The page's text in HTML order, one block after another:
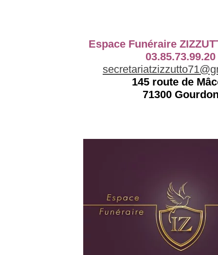
Espace Funéraire
03.85.73.99.20
145 route de
71300